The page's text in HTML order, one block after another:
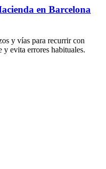
en Barcelona
y vías para recurrir con
evita errores habituales.